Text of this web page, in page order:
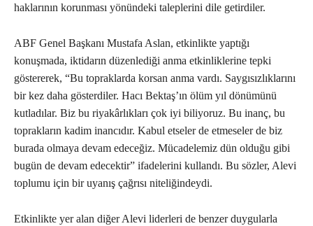
haklarının korunması yönündeki taleplerini dile getirdiler.
ABF Genel Başkanı Mustafa Aslan, etkinlikte yaptığı
konuşmada, iktidarın düzenlediği anma etkinliklerine tepki
göstererek, “Bu topraklarda korsan anma vardı. Saygısızlıklarını
bir kez daha gösterdiler. Hacı Bektaş’ın ölüm yıl dönümünü
kutladılar. Biz bu riyakârlıkları çok iyi biliyoruz. Bu inanç, bu
toprakların kadim inancıdır. Kabul etseler de etmeseler de biz
burada olmaya devam edeceğiz. Mücadelemiz dün olduğu gibi
bugün de devam edecektir” ifadelerini kullandı. Bu sözler, Alevi
toplumu için bir uyanış çağrısı niteliğindeydi.
Etkinlikte yer alan diğer Alevi liderleri de benzer duygularla